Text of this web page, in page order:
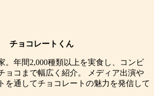
チョコレートくん
。年間2,000種類以上を実食し、コンビ
ョコまで幅広く紹介。 メディア出演や
を通してチョコレートの魅力を発信して